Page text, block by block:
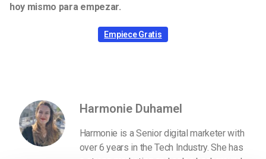
hoy mismo para empezar.
Empiece Gratis
Harmonie Duhamel
Harmonie is a Senior digital marketer with
over 6 years in the Tech Industry. She has